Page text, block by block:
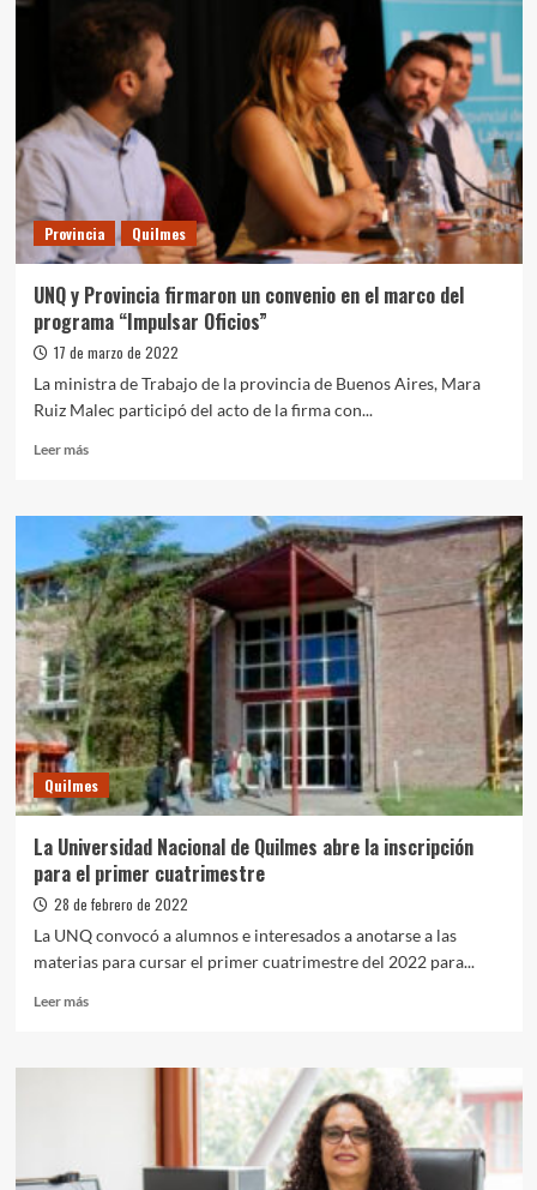
nuevas
aulas
el
Pabellón
Central
Provincia Quilmes
UNQ y Provincia firmaron un convenio en el marco del
programa “Impulsar Oficios”
17 de marzo de 2022
La ministra de Trabajo de la provincia de Buenos Aires, Mara
Ruiz Malec participó del acto de la firma con...
Leer másLeer
UNQ
y
Provincia
firmaron
un
convenio
en
el
marco
del
programa
“Impulsar
Oficios”
Quilmes
La Universidad Nacional de Quilmes abre la inscripción
para el primer cuatrimestre
28 de febrero de 2022
La UNQ convocó a alumnos e interesados a anotarse a las
materias para cursar el primer cuatrimestre del 2022 para...
Leer másLeer
abre